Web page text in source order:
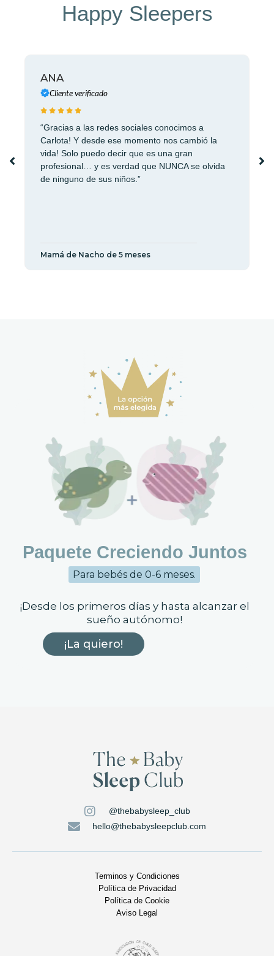
Happy Sleepers
ANA
Cliente verificado
“Gracias a las redes sociales conocimos a
Carlota! Y desde ese momento nos cambió la
vida! Solo puedo decir que es una gran
profesional… y es verdad que NUNCA se olvida
de ninguno de sus niños.”
Mamá de Nacho de 5 meses
Paquete Creciendo Juntos
Para bebés de 0-6 meses.
¡Desde los primeros días y hasta alcanzar el
sueño autónomo!
¡La quiero!
@thebabysleep_club
hello@thebabysleepclub.com
Terminos y Condiciones
Política de Privacidad
Política de Cookie
Aviso Legal